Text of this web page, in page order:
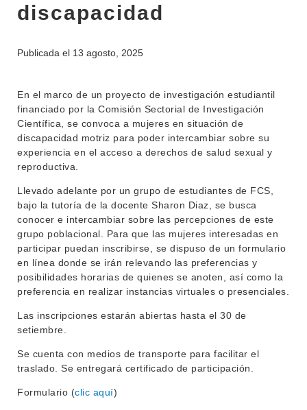
DEPARTAMENTOS
EXTENSIÓN
SERVICIOS
LLAMADOS
NOTICIAS
CONTACTO
OFERTA DE GRADO
EDUCACIÓN PERMANENTE
MOVILIDAD ACADÉMICA
BIBLIOTECA
discapacidad
Publicada el 13 agosto, 2025
En el marco de un proyecto de investigación estudiantil
financiado por la Comisión Sectorial de Investigación
Científica, se convoca a mujeres en situación de
discapacidad motriz para poder intercambiar sobre su
experiencia en el acceso a derechos de salud sexual y
reproductiva.
Llevado adelante por un grupo de estudiantes de FCS,
bajo la tutoría de la docente Sharon Diaz, se busca
conocer e intercambiar sobre las percepciones de este
grupo poblacional. Para que las mujeres interesadas en
participar puedan inscribirse, se dispuso de un formulario
en línea donde se irán relevando las preferencias y
posibilidades horarias de quienes se anoten, así como la
preferencia en realizar instancias virtuales o presenciales.
Las inscripciones estarán abiertas hasta el 30 de
setiembre.
Se cuenta con medios de transporte para facilitar el
traslado. Se entregará certificado de participación.
Formulario (clic aquí)